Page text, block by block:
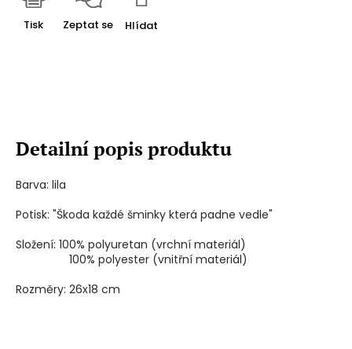
Tisk Zeptat se Hlídat
Detailní popis produktu
Barva: lila
Potisk: "Škoda každé šminky která padne vedle"
Složení: 100% polyuretan (vrchní materiál)
100% polyester (vnitřní materiál)
Rozměry: 26x18 cm